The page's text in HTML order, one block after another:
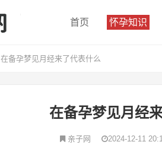
首页 怀孕知识
在备孕梦见月经来了代表什么
在备孕梦见月经
亲子网 2024-12-11